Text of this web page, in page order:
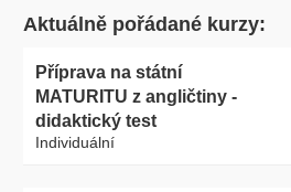
Aktuálně pořádané kurzy:
Příprava na státní
MATURITU z angličtiny -
didaktický test
Individuální